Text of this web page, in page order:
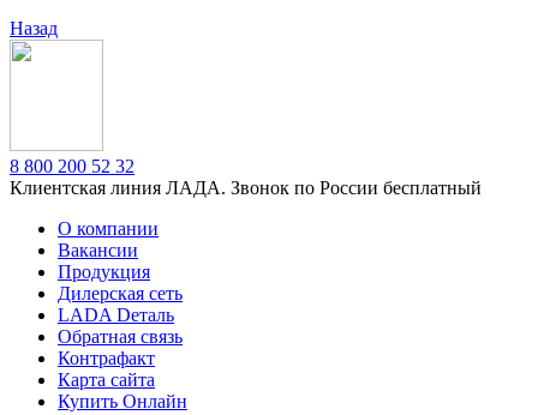
Назад
8 800 200 52 32
Клиентская линия ЛАДА. Звонок по России бесплатный
О компании
Вакансии
Продукция
Дилерская сеть
LADA Dеталь
Обратная связь
Контрафакт
Карта сайта
Купить Онлайн